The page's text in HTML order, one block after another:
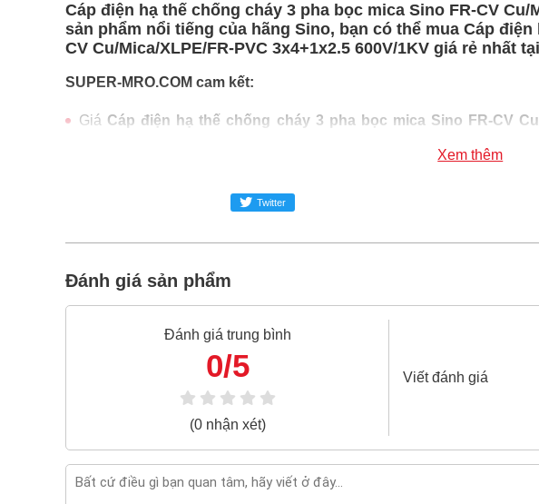
Cáp điện hạ thế chống cháy 3 pha bọc mica Sino FR-CV Cu/
sản phẩm nổi tiếng của hãng Sino, bạn có thể mua Cáp
CV Cu/Mica/XLPE/FR-PVC 3x4+1x2.5 600V/1KV giá rẻ nhất
SUPER-MRO.COM cam kết:
Giá Cáp điện hạ thế chống cháy 3 pha bọc mica Sino FR-CV
Nếu bạn cần thêm thông tin của
Xem thêm
Twitter
Đánh giá sản phẩm
Đánh giá trung bình
0/5
(0 nhận xét)
Viết đánh giá